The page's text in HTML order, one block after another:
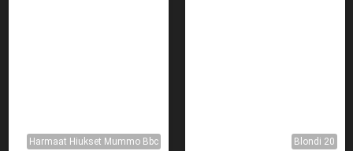
Harmaat Hiukset Mummo Bbc Blondi 20